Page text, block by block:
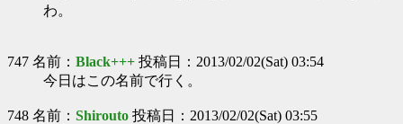
わ。
747 名前： Black+++ 投稿日：2013/02/02(Sat) 03:54
今日はこの名前で行く。
748 名前： Shirouto 投稿日：2013/02/02(Sat) 03:55